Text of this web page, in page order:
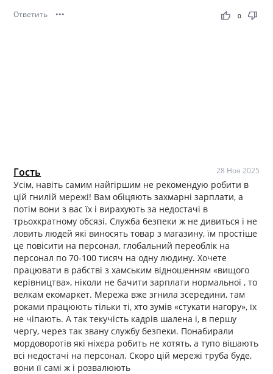
Ответить ••• thumb_up thumb_down
0
Гость 28 Ноя 2025
Усім, навіть самим найгіршим не рекомендую робити в
цій гнилій мережі! Вам обіцяють захмарні зарплати, а
потім вони з вас їх і вирахують за недостачі в
трьохкратному обсязі. Служба безпеки ж не дивиться і не
ловить людей які виносять товар з магазину, їм простіше
це повісити на персонал, глобальний переоблік на
персонал по 70-100 тисяч на одну людину. Хочете
працювати в рабстві з хамським відношенням «вищого
керівництва», ніколи не бачити зарплати нормальної , то
велкам екомаркет. Мережа вже згнила зсередини, там
роками працюють тільки ті, хто зумів «стукати нагору», їх
не чіпають. А так текучість кадрів шалена і, в першу
чергу, через так звану службу безпеки. Понабирали
мордоворотів які ніхєра робить не хотять, а тупо вішають
всі недостачі на персонал. Скоро цій мережі труба буде,
вони її самі ж і розвалюють